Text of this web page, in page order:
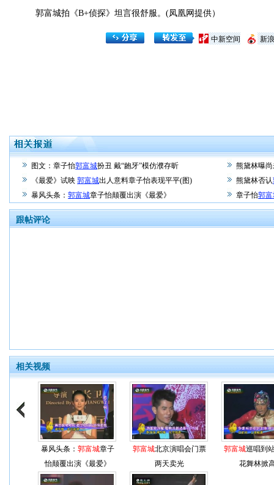
郭富城拍《B+侦探》坦言很舒服。(凤凰网提供）
新
中新空间
图文：章子怡郭富城扮丑 戴“龅牙”模仿濮存昕
熊黛林曝
《最爱》试映 郭富城出人意料章子怡表现平平(图) 熊黛林否认
暴风头条： 郭富城章子怡颠覆出演《最爱》 章子怡郭
跟帖评论
相关视频
暴风头条： 郭富城章子
怡颠覆出演《最爱》
郭富城北京演唱会门票
两天卖光
郭富城巡唱到
花舞林掀